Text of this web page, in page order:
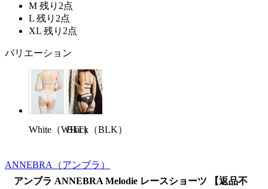
M 残り2点
L 残り2点
XL 残り2点
バリエーション
White（WHT）Black（BLK）
ANNEBRA （アンブラ）
アンブラ ANNEBRA Melodie レースショーツ 【返品不